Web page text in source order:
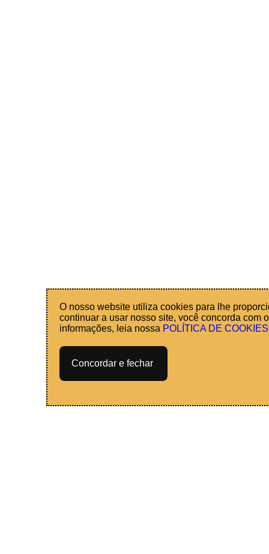
O nosso website utiliza cookies para lhe
continuar a usar nosso site, você concorda com
informações, leia nossa POLÍTICA DE COOKIES
Concordar e fechar